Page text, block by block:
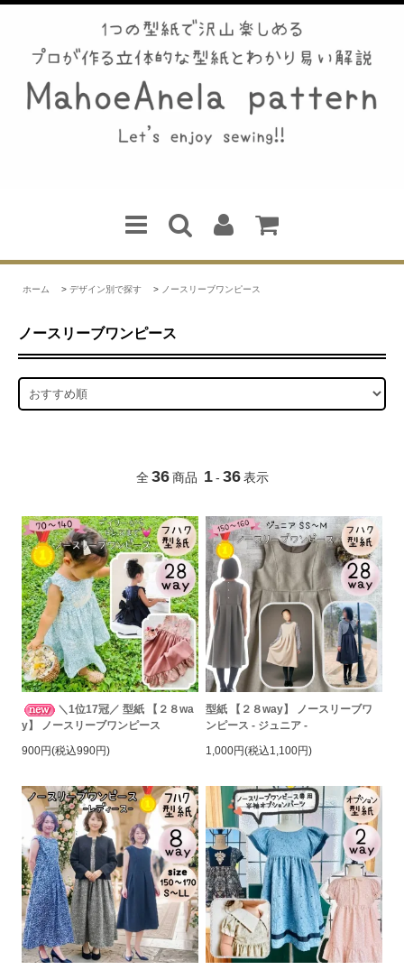
ホーム > デザイン別で探す > ノースリーブワンピース
ノースリーブワンピース
全 36 商品 1 - 36 表示
＼1位17冠／ 型紙 【２８wa
y】 ノースリーブワンピース
900円(税込990円)
型紙 【２８way】 ノースリーブワ
ンピース - ジュニア -
1,000円(税込1,100円)